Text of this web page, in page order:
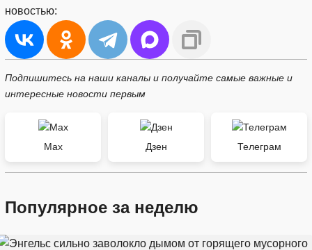
новостью:
Подпишитесь на наши каналы и получайте самые важные и
интересные новости первым
Max Дзен Телеграм
Популярное за неделю